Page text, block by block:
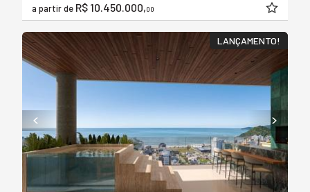
a partir de R$ 10.450.000,00
LANÇAMENTO!